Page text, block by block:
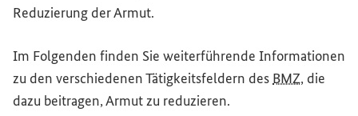
Reduzierung der Armut.
Im Folgenden finden Sie weiterführende Informationen
zu den verschiedenen Tätigkeitsfeldern des BMZ, die
dazu beitragen, Armut zu reduzieren.